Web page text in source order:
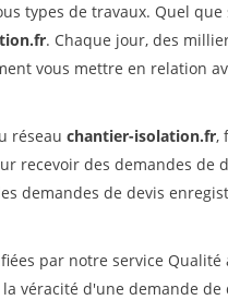
types de travaux. Quel
. Chaque jour, des
vous mettre en relation
réseau chantier-isolation.fr,
recevoir des demandes de
demandes de devis
par notre service
véracité d'une demande